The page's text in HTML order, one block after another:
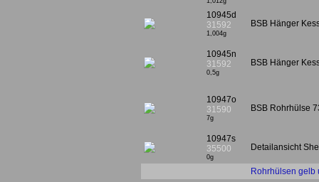
10945d
31592
1,004g
BSB Hänger
10945n
31592
0,5g
BSB Hänger
10947o
31590
7g
BSB Rohrhülse
10947s
35500
0g
Detailansicht
Rohrhülsen gelb